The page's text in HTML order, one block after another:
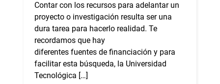
Contar con los recursos para adelantar un
proyecto o investigación resulta ser una
dura tarea para hacerlo realidad. Te
recordamos que hay
diferentes fuentes de financiación y para
facilitar esta búsqueda, la Universidad
Tecnológica […]